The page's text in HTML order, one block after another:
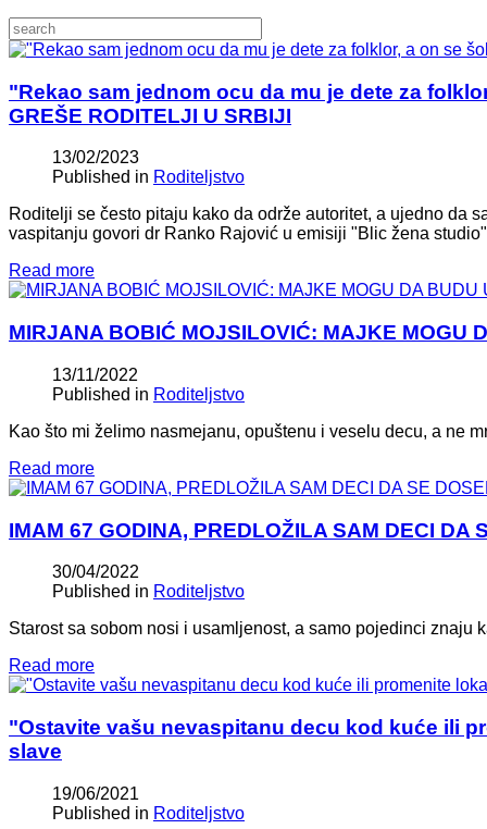
"Rekao sam jednom ocu da mu je dete za
GREŠE RODITELJI U SRBIJI
13/02/2023
Published in Roditeljstvo
Roditelji se često pitaju kako da održe autoritet, a ujedno da
vaspitanju govori dr Ranko Rajović u emisiji "Blic žena
Read more
MIRJANA BOBIĆ MOJSILOVIĆ: MAJKE MOGU
13/11/2022
Published in Roditeljstvo
Kao što mi želimo nasmejanu, opuštenu i veselu decu, a ne
Read more
IMAM 67 GODINA, PREDLOŽILA SAM DECI
30/04/2022
Published in Roditeljstvo
Starost sa sobom nosi i usamljenost, a samo pojedinci znaju
Read more
"Ostavite vašu nevaspitanu decu kod kuće ili
slave
19/06/2021
Published in Roditeljstvo